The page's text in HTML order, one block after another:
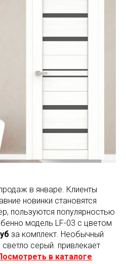
в январе. Клиенты
новинки становятся
пользуются популярностью
модель LF-03 с цветом
за комплект. Необычный
серый. привлекает
в каталоге